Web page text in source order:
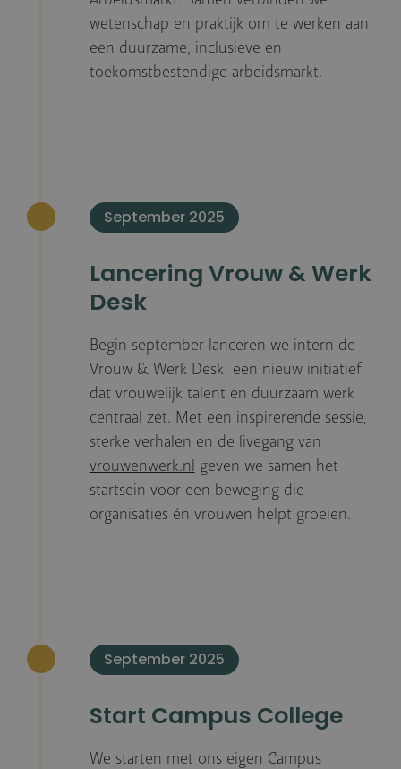
wetenschap en praktijk om te werken aan
een duurzame, inclusieve en
toekomstbestendige arbeidsmarkt.
September 2025
Lancering Vrouw & Werk
Desk
Begin september lanceren we intern de
Vrouw & Werk Desk: een nieuw initiatief
dat vrouwelijk talent en duurzaam werk
centraal zet. Met een inspirerende sessie,
sterke verhalen en de livegang van
vrouwenwerk.nl geven we samen het
startsein voor een beweging die
organisaties én vrouwen helpt groeien.
September 2025
Start Campus College
We starten met ons eigen Campus